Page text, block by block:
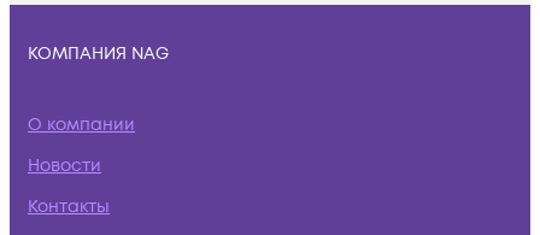
КОМПАНИЯ NAG
О компании
Новости
Контакты